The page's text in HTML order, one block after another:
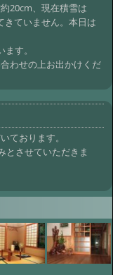
20cm、現在積雪は
きていません。本日は
す。
わせの上お出かけくだ
ております。
とさせていただきま